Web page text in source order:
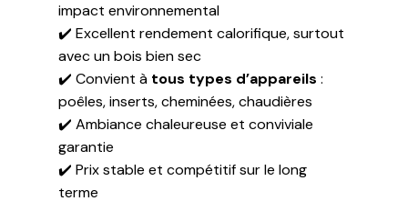
impact environnemental
✔️ Excellent rendement calorifique, surtout
avec un bois bien sec
✔️ Convient à tous types d’appareils :
poêles, inserts, cheminées, chaudières
✔️ Ambiance chaleureuse et conviviale
garantie
✔️ Prix stable et compétitif sur le long
terme